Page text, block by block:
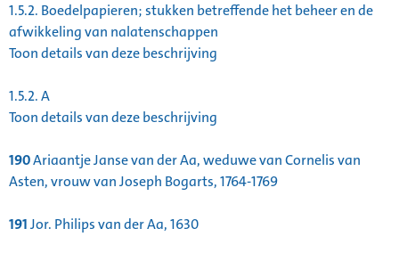
1.5.2. Boedelpapieren; stukken betreffende het beheer en de
afwikkeling van nalatenschappen
Toon details van deze beschrijving
1.5.2.A
Toon details van deze beschrijving
190Ariaantje Janse van der Aa, weduwe van Cornelis van
Asten, vrouw van Joseph Bogarts, 1764-1769
191Jor. Philips van der Aa, 1630